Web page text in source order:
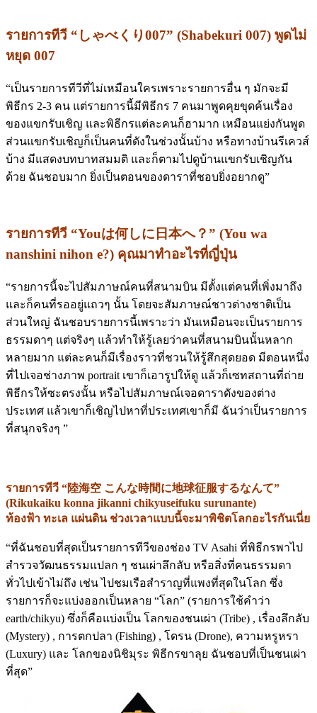
รายการทีวี “ しゃべくり007” (Shabekuri 007) พูดไม่
หยุด 007
“เป็นรายการทีวีที่ไม่เหมือนใครเพราะรายการอื่น ๆ มักจะมี
พิธีกร 2-3 คน แต่รายการนี้มีพิธีกร 7 คนมาพูดคุยขุดค้นเรื่อง
ของแขกรับเชิญ และพิธีกรแต่ละคนก็ฮามาก เหมือนแย่งกันพูด
ส่วนแขกรับเชิญก็เป็นคนที่ดังในช่วงนั้นบ้าง หรือทางบ้านรีเควส์
บ้าง มีแสดงบทบาทสมมติ และก็ตามไปดูบ้านแขกรับเชิญกัน
ด้วย ฉันชอบมาก ยิ่งเป็นตอนของดาราที่ชอบยิ่งอยากดู”
รายการทีวี “Youは何しに日本へ？” (You wa
nanshini nihon e?) คุณมาทำอะไรที่ญี่ปุ่น
“รายการนี้จะไปสัมภาษณ์คนที่สนามบิน มีตั้งแต่คนที่เพิ่งมาถึง
และก็คนที่รออยู่แถวๆ นั้น โดยจะสัมภาษณ์ชาวต่างชาติเป็น
ส่วนใหญ่ ฉันชอบรายการนี้เพราะว่า มันเหมือนจะเป็นรายการ
ธรรมดาๆ แต่จริงๆ แล้วทำให้รู้เลยว่าคนที่สนามบินนั้นหลาก
หลายมาก แต่ละคนก็มีเรื่องราวที่ชวนให้รู้สึกสุดยอด มีตอนหนึ่ง
ที่ไปเจอช่างภาพ portrait เขาก็เอารูปให้ดู แล้วก็เซทสถานที่ถ่าย
พิธีกรให้ซะตรงนั้น หรือไปสัมภาษณ์เจอดาราดังของต่าง
ประเทศ แล้วเขาก็เชิญไปหาที่ประเทศเขาก็มี ฉันว่าเป็นรายการ
ที่สนุกจริงๆ ”
รายการทีวี “陸海空 こんな時間に地球征服するなんて”
(Rikukaiku konna jikanni chikyuseifuku surunante)
ท้องฟ้า ทะเล แผ่นดิน ช่วงเวลาแบบนี้จะมาพิชิตโลกอะไรกันเนี่ย
“ที่ฉันชอบที่สุดเป็นรายการทีวีของช่อง TV Asahi ที่พิธีกรพาไป
สำรวจวัฒนธรรมแปลก ๆ ชนเผ่าลึกลับ หรือสิ่งที่คนธรรมดา
ทั่วไปเข้าไม่ถึง เช่น ไปชมเรือสำราญที่แพงที่สุดในโลก ซึ่ง
รายการก็จะแบ่งออกเป็นหลาย “โลก” (รายการใช้คำว่า
earth/chikyu) ซึ่งก็คือแบ่งเป็น โลกของชนเผ่า (Tribe) , เรื่องลึกลับ
(Mystery) , การตกปลา (Fishing) , โดรน (Drone), ความหรูหรา
(Luxury) และ โลกของนิชิมุระ พิธีกรขาลุย ฉันชอบที่เป็นชนเผ่า
ที่สุด”